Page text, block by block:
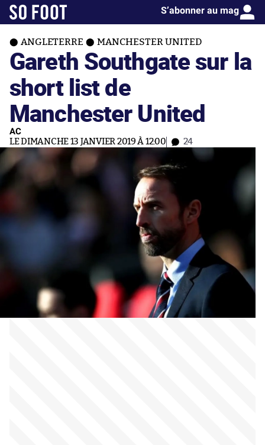
S’abonner au mag
ANGLETERRE MANCHESTER UNITED
Gareth Southgate sur la
short list de
Manchester United
AC
LE DIMANCHE 13 JANVIER 2019 À 12:00 24